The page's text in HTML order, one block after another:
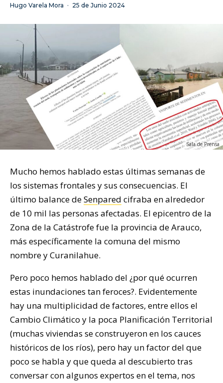
Hugo Varela Mora · 25 de Junio 2024
Sala de Prensa
Mucho hemos hablado estas últimas semanas de
los sistemas frontales y sus consecuencias. El
último balance deSenpared cifraba en alrededor
de 10 mil las personas afectadas. El epicentro de la
Zona de la Catástrofe fue la provincia de Arauco,
más específicamente la comuna del mismo
nombre y Curanilahue.
Pero poco hemos hablado del ¿por qué ocurren
estas inundaciones tan feroces?. Evidentemente
hay una multiplicidad de factores, entre ellos el
Cambio Climático y la poca Planificación Territorial
(muchas viviendas se construyeron en los cauces
históricos de los ríos), pero hay un factor del que
poco se habla y que queda al descubierto tras
conversar con algunos expertos en el tema, nos